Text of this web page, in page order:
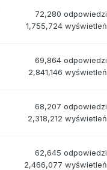
72,280 odpowiedzi
1,755,724 wyświetleń
69,864 odpowiedzi
2,841,146 wyświetleń
68,207 odpowiedzi
2,318,212 wyświetleń
62,645 odpowiedzi
2,466,077 wyświetleń